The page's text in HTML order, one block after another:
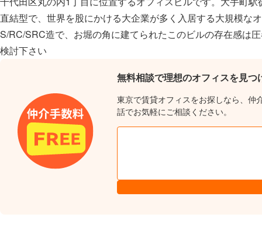
直結型で、世界を股にかける大企業が多く入居する大規模な
S/RC/SRC造で、お堀の角に建てられたこのビルの存在感は
検討下さい
無料相談で理想のオフィスを見つ
東京で賃貸オフィスをお探しなら、仲
話でお気軽にご相談ください。